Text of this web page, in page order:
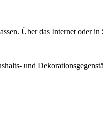
Flohmarkt
Über das Internet oder
und